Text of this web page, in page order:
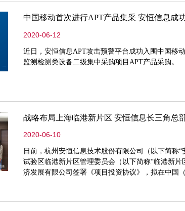
中国移动首次进行APT产品集采 安恒信息成
2020-06-12
近日，安恒信息APT攻击预警平台成功入围中国移
监测检测类设备二级集中采购项目APT产品采购。
战略布局上海临港新片区 安恒信息长三角总
2020-06-10
日前，杭州安恒信息技术股份有限公司（以下简称
试验区临港新片区管理委员会（以下简称“临港新
济发展有限公司签署《项目投资协议》，拟在中国